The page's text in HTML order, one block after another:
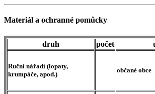
Materiál a ochranné pomůcky
druh počet
Ruční nářadí (lopaty,
krumpáče, apod.)
občané obce